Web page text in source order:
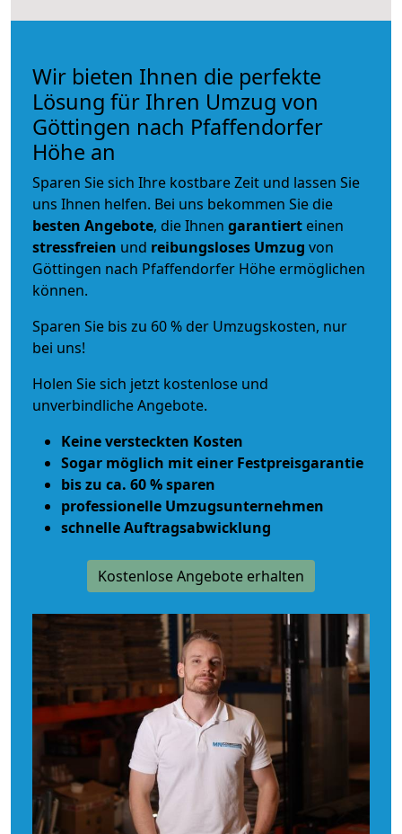
Wir bieten Ihnen die perfekte
Lösung für Ihren Umzug von
Göttingen nach Pfaffendorfer
Höhe an
Sparen Sie sich Ihre kostbare Zeit und lassen Sie
uns Ihnen helfen. Bei uns bekommen Sie die
besten Angebote, die Ihnen garantiert einen
stressfreien und reibungsloses Umzug von
Göttingen nach Pfaffendorfer Höhe ermöglichen
können.
Sparen Sie bis zu 60 % der Umzugskosten, nur
bei uns!
Holen Sie sich jetzt kostenlose und
unverbindliche Angebote.
Keine versteckten Kosten
Sogar möglich mit einer Festpreisgarantie
bis zu ca. 60 % sparen
professionelle Umzugsunternehmen
schnelle Auftragsabwicklung
Kostenlose Angebote erhalten